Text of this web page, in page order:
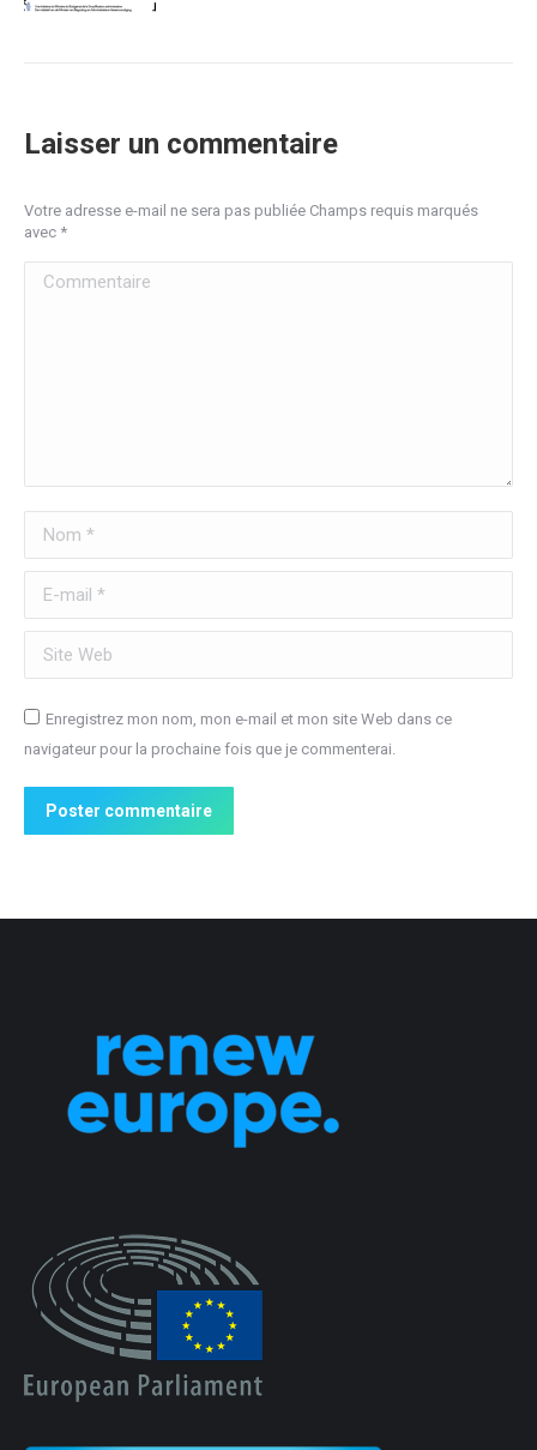
Laisser un commentaire
Votre adresse e-mail ne sera pas publiée Champs requis marqués
avec *
Commentaire
Nom *
E-mail *
Site Web
Enregistrez mon nom, mon e-mail et mon site Web dans ce
navigateur pour la prochaine fois que je commenterai.
Poster commentaire